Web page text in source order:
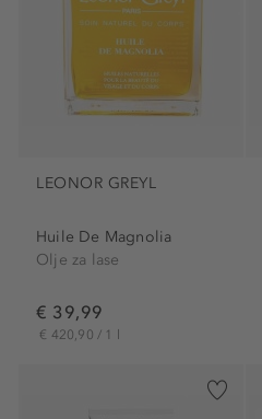
LEONOR GREYL
Huile De Magnolia
Olje za lase
€ 39,99
€ 420,90 / 1 l